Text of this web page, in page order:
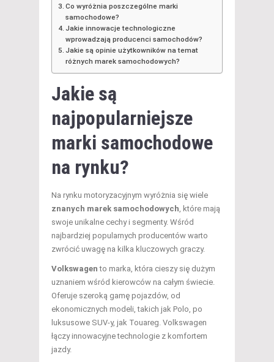
Co wyróżnia poszczególne marki
samochodowe?
Jakie innowacje technologiczne
wprowadzają producenci samochodów?
Jakie są opinie użytkowników na temat
różnych marek samochodowych?
Jakie są
najpopularniejsze
marki samochodowe
na rynku?
Na rynku motoryzacyjnym wyróżnia się wiele
znanych marek samochodowych, które mają
swoje unikalne cechy i segmenty. Wśród
najbardziej popularnych producentów warto
zwrócić uwagę na kilka kluczowych graczy.
Volkswagen to marka, która cieszy się dużym
uznaniem wśród kierowców na całym świecie.
Oferuje szeroką gamę pojazdów, od
ekonomicznych modeli, takich jak Polo, po
luksusowe SUV-y, jak Touareg. Volkswagen
łączy innowacyjne technologie z komfortem
jazdy.